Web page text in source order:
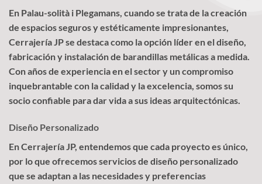
En Palau-solità i Plegamans, cuando se trata de la creación
de espacios seguros y estéticamente impresionantes,
Cerrajería JP se destaca como la opción líder en el diseño,
fabricación y instalación de barandillas metálicas a medida.
Con años de experiencia en el sector y un compromiso
inquebrantable con la calidad y la excelencia, somos su
socio confiable para dar vida a sus ideas arquitectónicas.
Diseño Personalizado
En Cerrajería JP, entendemos que cada proyecto es único,
por lo que ofrecemos servicios de diseño personalizado
que se adaptan a las necesidades y preferencias